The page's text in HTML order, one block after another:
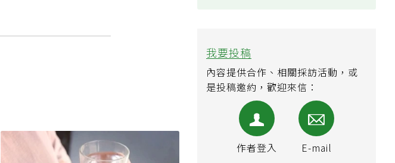
我要投稿
內容提供合作、相關採訪活動，或
是投稿邀約，歡迎來信：
作者登入 E-mail